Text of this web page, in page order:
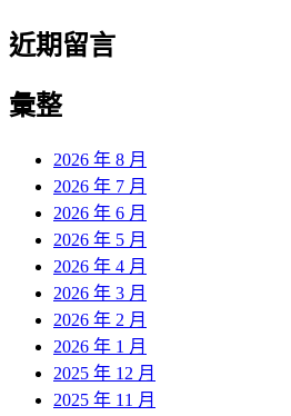
近期留言
彙整
2026 年 8 月
2026 年 7 月
2026 年 6 月
2026 年 5 月
2026 年 4 月
2026 年 3 月
2026 年 2 月
2026 年 1 月
2025 年 12 月
2025 年 11 月